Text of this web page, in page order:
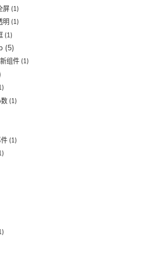
屏 (1)
明 (1)
(1)
(5)
组件 (1)
(1)
(1)